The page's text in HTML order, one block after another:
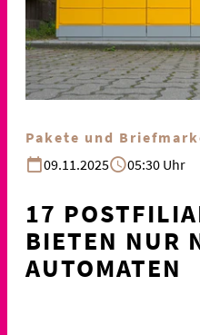
Pakete und
09.11.2025
05:30 Uhr
17
BIETEN NUR
AUTOMATEN